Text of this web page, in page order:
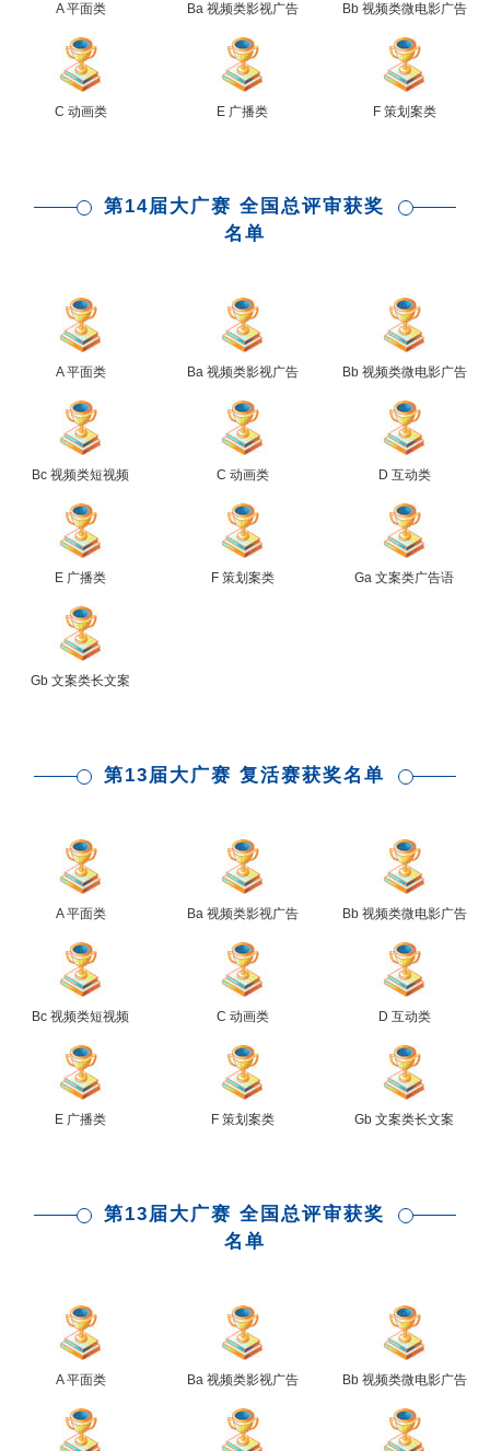
A 平面类 Ba 视频类影视广告 Bb 视频类微电影广告
C 动画类 E 广播类 F 策划案类
第14届大广赛 全国总评审获奖
名单
A 平面类 Ba 视频类影视广告 Bb 视频类微电影广告
Bc 视频类短视频 C 动画类 D 互动类
E 广播类 F 策划案类 Ga 文案类广告语
Gb 文案类长文案
第13届大广赛 复活赛获奖名单
A 平面类 Ba 视频类影视广告 Bb 视频类微电影广告
Bc 视频类短视频 C 动画类 D 互动类
E 广播类 F 策划案类 Gb 文案类长文案
第13届大广赛 全国总评审获奖
名单
A 平面类 Ba 视频类影视广告 Bb 视频类微电影广告